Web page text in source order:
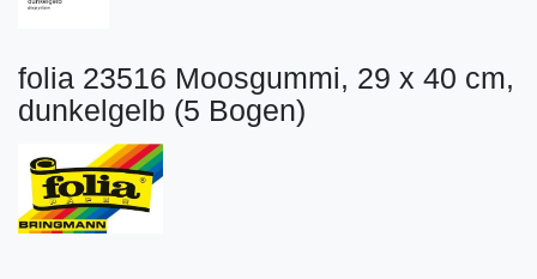
folia 23516 Moosgummi, 29 x 40 cm,
dunkelgelb (5 Bogen)